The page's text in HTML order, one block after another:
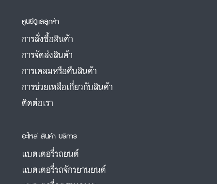
ศูนย์ดูแลลูกค้า
การสั่งซื้อสินค้า
การจัดส่งสินค้า
การเคลมหรือคืนสินค้า
การช่วยเหลือเกี่ยวกับสินค้า
ติดต่อเรา
อะไหล่ สินค้า บริการ
แบตเตอรี่รถยนต์
แบตเตอรี่รถจักรยานยนต์